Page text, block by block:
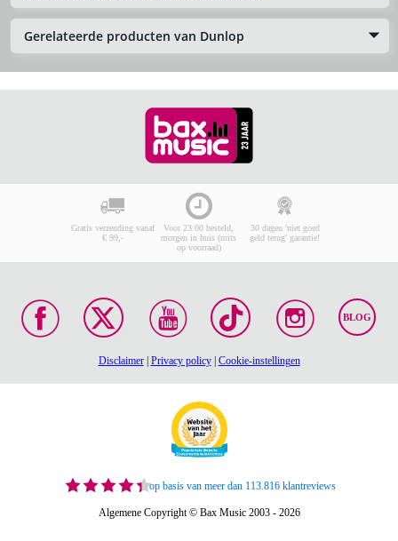
Gerelateerde producten van Dunlop
Gratis verzending vanaf
€ 99,-
Voor 23:00 besteld,
morgen in huis (mits
op voorraad)
30 dagen 'niet goed
geld terug' garantie!
BLOG
Disclaimer| Privacy policy| Cookie-instellingen
op basis van meer dan 113.816 klantreviews
Algemene Copyright © Bax Music 2003 - 2026